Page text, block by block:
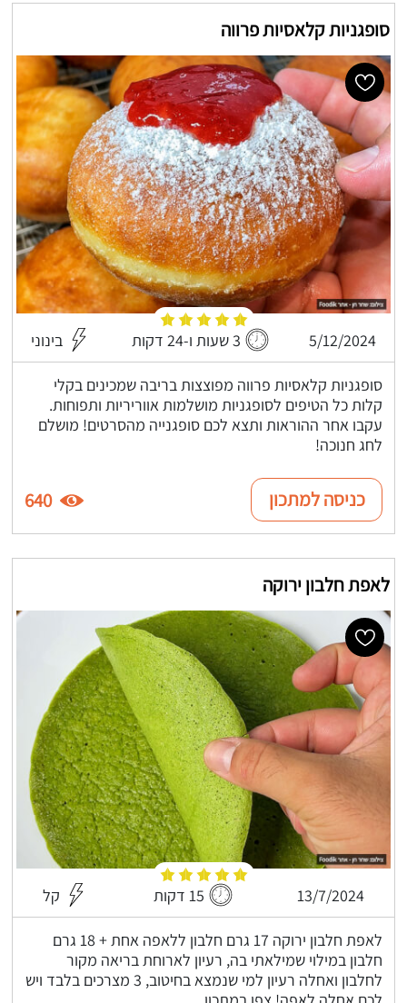
סופגניות קלאסיות פרווה
5/12/2024 3 שעות ו-24 דקות בינוני
סופגניות קלאסיות פרווה מפוצצות בריבה שמכינים בקלי
קלות כל הטיפים לסופגניות מושלמות אווריריות ותפוחות.
עקבו אחר ההוראות ותצא לכם סופגנייה מהסרטים! מושלם
לחג חנוכה!
כניסה למתכון 640
לאפת חלבון ירוקה
13/7/2024 15 דקות קל
לאפת חלבון ירוקה 17 גרם חלבון ללאפה אחת + 18 גרם
חלבון במילוי שמילאתי בה, רעיון לארוחת בריאה מקור
לחלבון ואחלה רעיון למי שנמצא בחיטוב, 3 מצרכים בלבד ויש